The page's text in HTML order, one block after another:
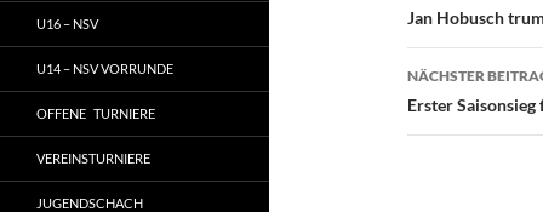
Jan Hobusch
NÄCHSTER
Erster Saisonsieg
U16 – NSV
U14 – NSV VORRUNDE
OFFENE TURNIERE
VEREINSTURNIERE
JUGENDSCHACH